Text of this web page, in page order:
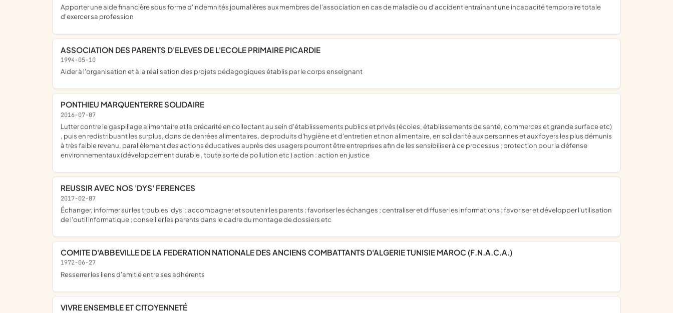
apporter une aide financière sous forme d'indemnités journalières aux membres de l'association en cas de maladie ou d'accident entraînant une incapacité temporaire totale
d'exercer sa profession
ASSOCIATION DES PARENTS D'ELEVES DE L'ECOLE PRIMAIRE PICARDIE
1994-05-10
aider à l'organisation et à la réalisation des projets pédagogiques établis par le corps enseignant
PONTHIEU MARQUENTERRE SOLIDAIRE
2016-07-07
lutter contre le gaspillage alimentaire et la précarité en collectant au sein d'établissements publics et privés (écoles, établissements de santé, commerces et grande surface etc)
, puis en redistribuant les surplus, dons de denrées alimentaires, de produits d'hygiène et d'entretien et non alimentaire, en solidarité aux personnes et aux foyers les plus démunis
à très faible revenu, parallèlement des actions éducatives auprès des usagers pourront être entreprises afin de les sensibiliser à ce processus ; protection pour la défense
environnementaux (développement durable , toute sorte de pollution etc ) action : action en justice
REUSSIR AVEC NOS 'DYS' FERENCES
2017-02-07
échanger, informer sur les troubles 'dys' ; accompagner et soutenir les parents ; favoriser les échanges ; centraliser et diffuser les informations ; favoriser et développer l'utilisation
de l'outil informatique ; conseiller les parents dans le cadre du montage de dossiers etc
COMITE D'ABBEVILLE DE LA FEDERATION NATIONALE DES ANCIENS COMBATTANTS D'ALGERIE TUNISIE MAROC (F.N.A.C.A.)
1972-06-27
resserrer les liens d'amitié entre ses adhérents
VIVRE ENSEMBLE ET CITOYENNETÉ